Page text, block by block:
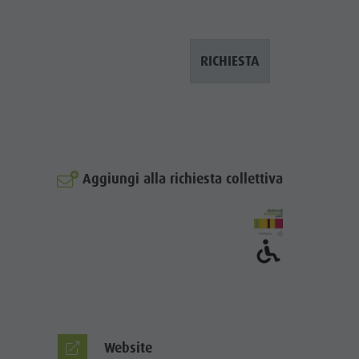
© Hotel Zum Schlössl
RICHIESTA
Aggiungi alla richiesta collettiva
Website